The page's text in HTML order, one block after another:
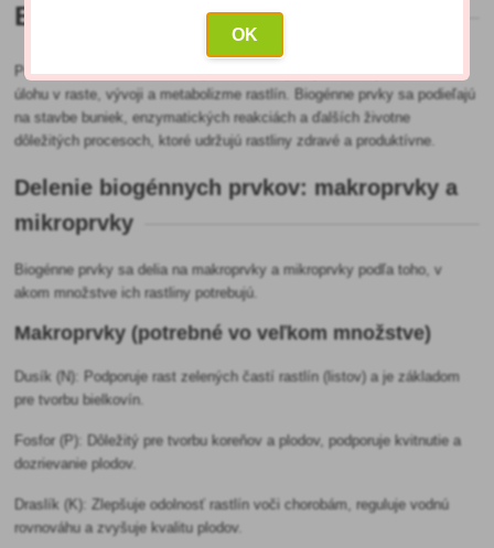
OK
Biogénne prvky
Pre záhradkárov sú dôležité, pretože tieto prvky zohrávajú kľúčovú
úlohu v raste, vývoji a metabolizme rastlín. Biogénne prvky sa podieľajú
na stavbe buniek, enzymatických reakciách a ďalších životne
dôležitých procesoch, ktoré udržujú rastliny zdravé a produktívne.
Delenie biogénnych prvkov: makroprvky a
mikroprvky
Biogénne prvky sa delia na makroprvky a mikroprvky podľa toho, v
akom množstve ich rastliny potrebujú.
Makroprvky (potrebné vo veľkom množstve)
Dusík (N): Podporuje rast zelených častí rastlín (listov) a je základom
pre tvorbu bielkovín.
Fosfor (P): Dôležitý pre tvorbu koreňov a plodov, podporuje kvitnutie a
dozrievanie plodov.
Draslík (K): Zlepšuje odolnosť rastlín voči chorobám, reguluje vodnú
rovnováhu a zvyšuje kvalitu plodov.